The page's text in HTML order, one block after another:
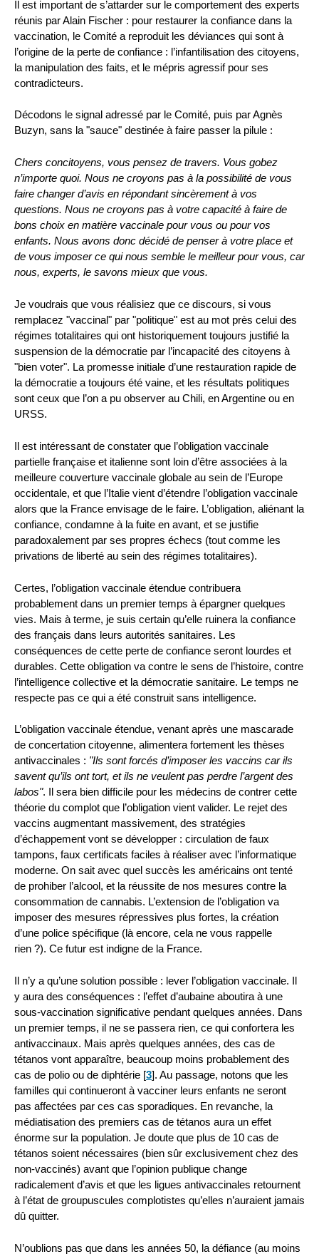
Il est important de s’attarder sur le comportement des experts
réunis par Alain Fischer : pour restaurer la confiance dans la
vaccination, le Comité a reproduit les déviances qui sont à
l’origine de la perte de confiance : l’infantilisation des citoyens,
la manipulation des faits, et le mépris agressif pour ses
contradicteurs.
Décodons le signal adressé par le Comité, puis par Agnès
Buzyn, sans la "sauce" destinée à faire passer la pilule :
Chers concitoyens, vous pensez de travers. Vous gobez
n’importe quoi. Nous ne croyons pas à la possibilité de vous
faire changer d’avis en répondant sincèrement à vos
questions. Nous ne croyons pas à votre capacité à faire de
bons choix en matière vaccinale pour vous ou pour vos
enfants. Nous avons donc décidé de penser à votre place et
de vous imposer ce qui nous semble le meilleur pour vous, car
nous, experts, le savons mieux que vous.
Je voudrais que vous réalisiez que ce discours, si vous
remplacez "vaccinal" par "politique" est au mot près celui des
régimes totalitaires qui ont historiquement toujours justifié la
suspension de la démocratie par l’incapacité des citoyens à
"bien voter". La promesse initiale d’une restauration rapide de
la démocratie a toujours été vaine, et les résultats politiques
sont ceux que l’on a pu observer au Chili, en Argentine ou en
URSS.
Il est intéressant de constater que l’obligation vaccinale
partielle française et italienne sont loin d’être associées à la
meilleure couverture vaccinale globale au sein de l’Europe
occidentale, et que l’Italie vient d’étendre l’obligation vaccinale
alors que la France envisage de le faire. L’obligation, aliénant la
confiance, condamne à la fuite en avant, et se justifie
paradoxalement par ses propres échecs (tout comme les
privations de liberté au sein des régimes totalitaires).
Certes, l’obligation vaccinale étendue contribuera
probablement dans un premier temps à épargner quelques
vies. Mais à terme, je suis certain qu’elle ruinera la confiance
des français dans leurs autorités sanitaires. Les
conséquences de cette perte de confiance seront lourdes et
durables. Cette obligation va contre le sens de l’histoire, contre
l’intelligence collective et la démocratie sanitaire. Le temps ne
respecte pas ce qui a été construit sans intelligence.
L’obligation vaccinale étendue, venant après une mascarade
de concertation citoyenne, alimentera fortement les thèses
antivaccinales : "Ils sont forcés d’imposer les vaccins car ils
savent qu’ils ont tort, et ils ne veulent pas perdre l’argent des
labos". Il sera bien difficile pour les médecins de contrer cette
théorie du complot que l’obligation vient valider. Le rejet des
vaccins augmentant massivement, des stratégies
d’échappement vont se développer : circulation de faux
tampons, faux certificats faciles à réaliser avec l’informatique
moderne. On sait avec quel succès les américains ont tenté
de prohiber l’alcool, et la réussite de nos mesures contre la
consommation de cannabis. L’extension de l’obligation va
imposer des mesures répressives plus fortes, la création
d’une police spécifique (là encore, cela ne vous rappelle
rien ?). Ce futur est indigne de la France.
Il n’y a qu’une solution possible : lever l’obligation vaccinale. Il
y aura des conséquences : l’effet d’aubaine aboutira à une
sous-vaccination significative pendant quelques années. Dans
un premier temps, il ne se passera rien, ce qui confortera les
antivaccinaux. Mais après quelques années, des cas de
tétanos vont apparaître, beaucoup moins probablement des
cas de polio ou de diphtérie [3]. Au passage, notons que les
familles qui continueront à vacciner leurs enfants ne seront
pas affectées par ces cas sporadiques. En revanche, la
médiatisation des premiers cas de tétanos aura un effet
énorme sur la population. Je doute que plus de 10 cas de
tétanos soient nécessaires (bien sûr exclusivement chez des
non-vaccinés) avant que l’opinion publique change
radicalement d’avis et que les ligues antivaccinales retournent
à l’état de groupuscules complotistes qu’elles n’auraient jamais
dû quitter.
N’oublions pas que dans les années 50, la défiance (au moins